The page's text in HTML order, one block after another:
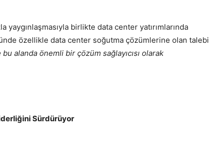
yaygınlaşmasıyla birlikte data center yatırımlarında
özellikle data center soğutma çözümlerine olan talebi
bu alanda önemli bir çözüm sağlayıcısı olarak
Sürdürüyor